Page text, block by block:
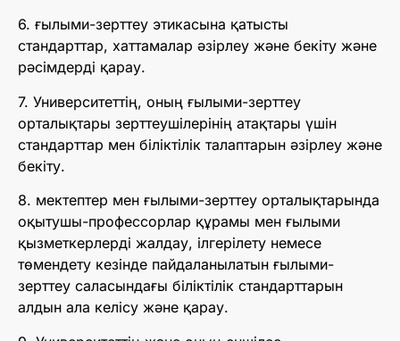
6. ғылыми-зерттеу этикасына қатысты
стандарттар, хаттамалар әзірлеу және бекіту және
рәсімдерді қарау.
7. Университеттің, оның ғылыми-зерттеу
орталықтары зерттеушілерінің атақтары үшін
стандарттар мен біліктілік талаптарын әзірлеу және
бекіту.
8. мектептер мен ғылыми-зерттеу орталықтарында
оқытушы-профессорлар құрамы мен ғылыми
қызметкерлерді жалдау, ілгерілету немесе
төмендету кезінде пайдаланылатын ғылыми-
зерттеу саласындағы біліктілік стандарттарын
алдын ала келісу және қарау.